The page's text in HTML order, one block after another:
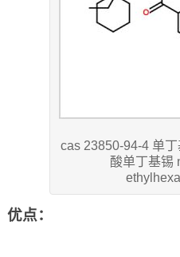
cas 23850-94-4 单
酸单丁基锡
优点：